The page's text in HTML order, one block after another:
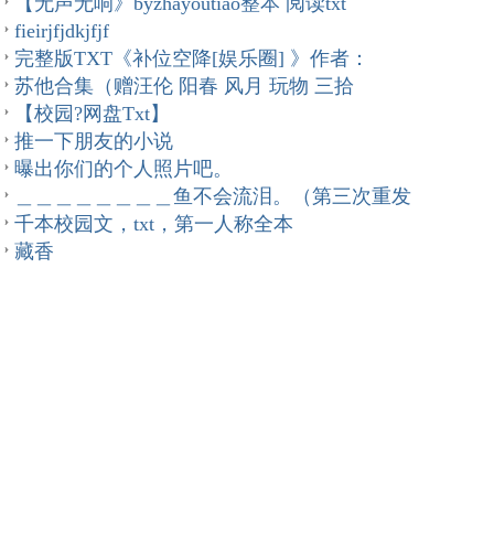
fieirjfjdkjfjf
完整版TXT《补位空降[娱乐圈] 》作者：
苏他合集（赠汪伦 阳春 风月 玩物 三拾
【校园?网盘Txt】
推一下朋友的小说
曝出你们的个人照片吧。
＿＿＿＿＿＿＿＿鱼不会流泪。（第三次重发
千本校园文，txt，第一人称全本
藏香